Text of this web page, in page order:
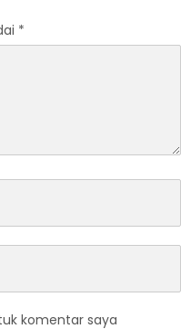
*
komentar saya